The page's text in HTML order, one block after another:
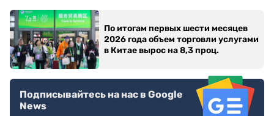
По итогам первых шести месяцев
2026 года объем торговли услугами
в Китае вырос на 8,3 проц.
Подписывайтесь на нас в Google
News